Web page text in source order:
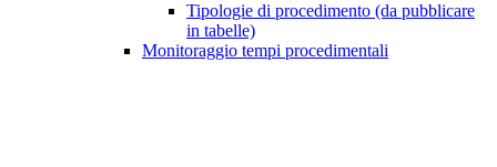
Tipologie di procedimento (da pubblicare
in tabelle)
Monitoraggio tempi procedimentali